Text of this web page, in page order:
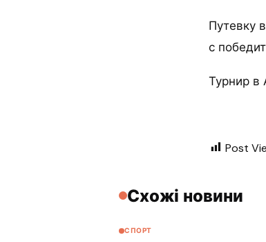
Путевку
с
Турнир в
Post
Схожі новини
СПОРТ